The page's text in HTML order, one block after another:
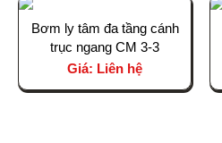
Bơm ly tâm đa tầng cánh
trục ngang CM 3-3
Giá: Liên hệ